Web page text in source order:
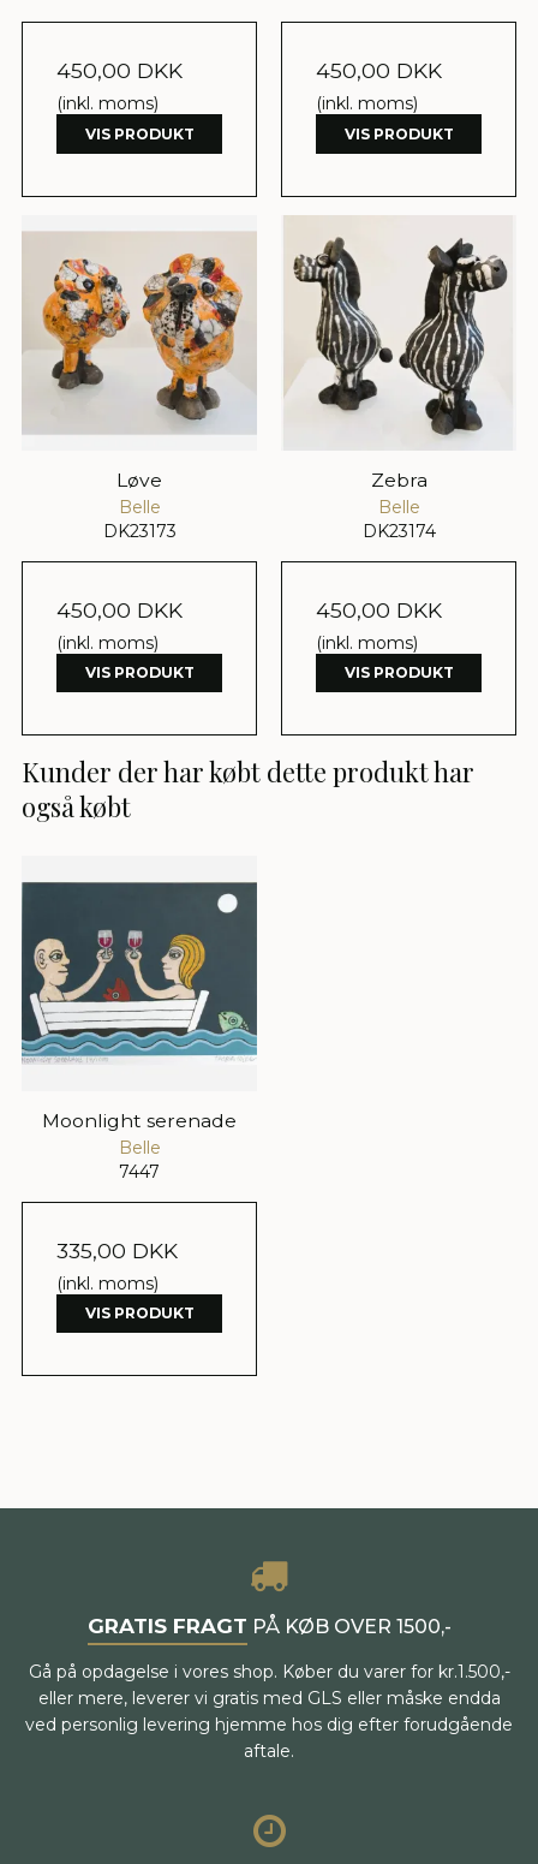
450,00 DKK
(inkl. moms)
VIS PRODUKT
450,00 DKK
(inkl. moms)
VIS PRODUKT
Løve
Belle
DK23173
450,00 DKK
(inkl. moms)
VIS PRODUKT
Zebra
Belle
DK23174
450,00 DKK
(inkl. moms)
VIS PRODUKT
Kunder der har købt dette produkt har
også købt
Moonlight serenade
Belle
7447
335,00 DKK
(inkl. moms)
VIS PRODUKT
GRATIS FRAGT PÅ KØB OVER 1500,-
Gå på opdagelse i vores shop. Køber du varer for kr.1.500,-
eller mere, leverer vi gratis med GLS eller måske endda
ved personlig levering hjemme hos dig efter forudgående
aftale.